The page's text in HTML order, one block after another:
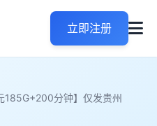
立即注册
185G+200分钟】仅发贵州